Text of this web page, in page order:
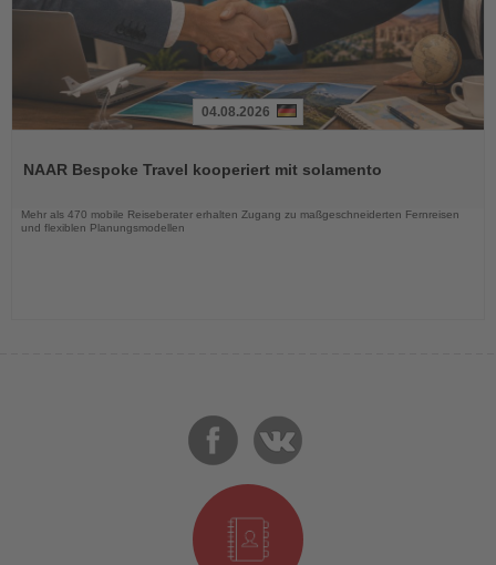
die
04.08.2026
NAAR Bespoke Travel kooperiert mit solamento
Mehr als 470 mobile Reiseberater erhalten Zugang zu maßgeschneiderten Fernreisen
und flexiblen Planungsmodellen